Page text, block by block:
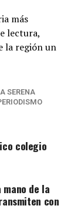
más
lectura,
la región un
SERENA
colegio
mano de la
con